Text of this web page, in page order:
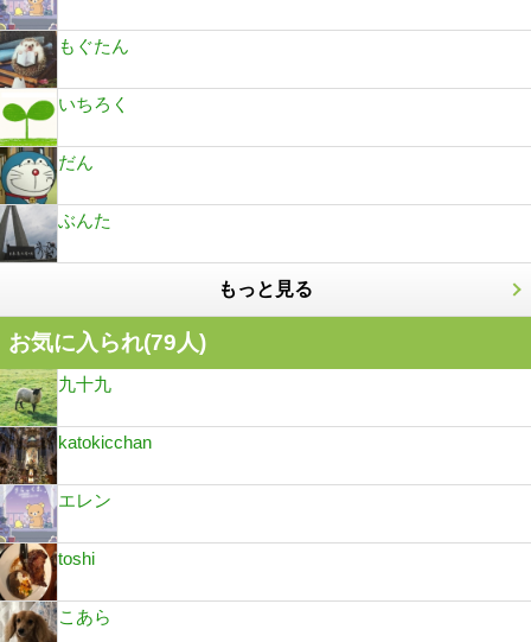
もぐたん
いちろく
だん
ぶんた
もっと見る
お気に入られ(79人)
九十九
katokicchan
エレン
toshi
こあら